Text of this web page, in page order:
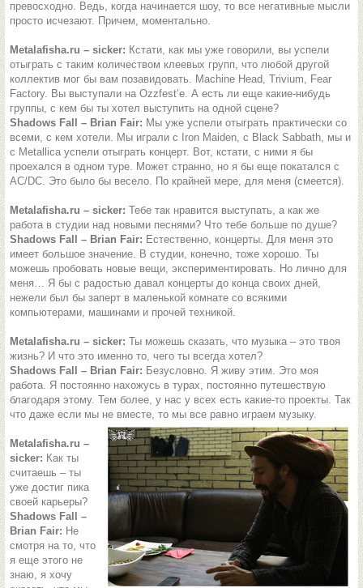
превосходно. Ведь, когда начинается шоу, то все негативные мысли
просто исчезают. Причем, моментально.
Metalafisha.ru – sicker: Кстати, как мы уже говорили, вы успели
отыграть с таким количеством клеевых групп, что любой другой
коллектив мог бы вам позавидовать. Machine Head, Trivium, Fear
Factory. Вы выступали на Ozzfest’e. А есть ли еще какие-нибудь
группы, с кем бы ты хотел выступить на одной сцене?
Shadows Fall – Brian Fair: Мы уже успели отыграть практически со
всеми, с кем хотели. Мы играли с Iron Maiden, c Black Sabbath, мы и
с Metallica успели отыграть концерт. Вот, кстати, с ними я бы
проехался в одном туре. Может странно, но я бы еще покатался с
AC/DC. Это было бы весело. По крайней мере, для меня (смеется).
Metalafisha.ru – sicker: Тебе так нравится выступать, а как же
работа в студии над новыми песнями? Что тебе больше по душе?
Shadows Fall – Brian Fair: Естественно, концерты. Для меня это
имеет большое значение. В студии, конечно, тоже хорошо. Ты
можешь пробовать новые вещи, экспериментировать. Но лично для
меня… Я бы с радостью давал концерты до конца своих дней,
нежели был бы заперт в маленькой комнате со всякими
компьютерами, машинами и прочей техникой.
Metalafisha.ru – sicker: Ты можешь сказать, что музыка – это твоя
жизнь? И что это именно то, чего ты всегда хотел?
Shadows Fall – Brian Fair: Безусловно. Я живу этим. Это моя
работа. Я постоянно нахожусь в турах, постоянно путешествую
благодаря этому. Тем более, у нас у всех есть какие-то проекты. Так
что даже если мы не вместе, то мы все равно играем музыку.
Metalafisha.ru –
sicker: Как ты
считаешь – ты
уже достиг пика
своей карьеры?
Shadows Fall –
Brian Fair: Не
смотря на то, что
я еще этого не
знаю, я хочу